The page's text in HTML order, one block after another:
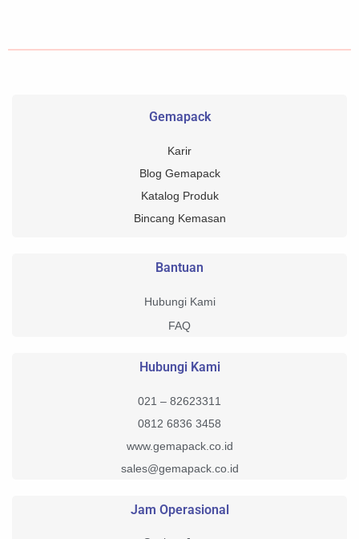
Gemapack
Karir
Blog Gemapack
Katalog Produk
Bincang Kemasan
Bantuan
Hubungi Kami
FAQ
Hubungi Kami
021 – 82623311
0812 6836 3458
www.gemapack.co.id
sales@gemapack.co.id
Jam Operasional